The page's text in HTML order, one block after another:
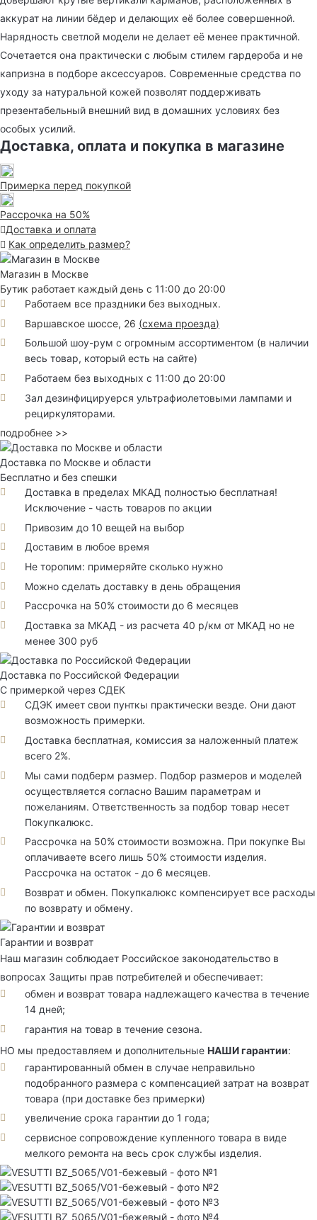
аккурат на линии бёдер и делающих её более совершенной.
Нарядность светлой модели не делает её менее практичной.
Сочетается она практически с любым стилем гардероба и не
капризна в подборе аксессуаров. Современные средства по
уходу за натуральной кожей позволят поддерживать
презентабельный внешний вид в домашних условиях без
особых усилий.
Доставка, оплата и покупка в магазине
Примерка перед покупкой
Рассрочка на 50%
Доставка и оплата
Как определить размер?
Магазин в Москве
Бутик работает каждый день с 11:00 до 20:00
Работаем все праздники без выходных.
Варшавское шоссе, 26 (схема проезда)
Большой шоу-рум с огромным ассортиментом (в наличии
весь товар, который есть на сайте)
Работаем без выходных с 11:00 до 20:00
Зал дезинфицируерся ультрафиолетовыми лампами и
рециркуляторами.
подробнее >>
Доставка по Москве и области
Бесплатно и без спешки
Доставка в пределах МКАД полностью бесплатная!
Исключение - часть товаров по акции
Привозим до 10 вещей на выбор
Доставим в любое время
Не торопим: примеряйте сколько нужно
Можно сделать доставку в день обращения
Рассрочка на 50% стоимости до 6 месяцев
Доставка за МКАД - из расчета 40 р/км от МКАД но не
менее 300 руб
Доставка по Российской Федерации
С примеркой через СДЕК
СДЭК имеет свои пунткы практически везде. Они дают
возможность примерки.
Доставка бесплатная, комиссия за наложенный платеж
всего 2%.
Мы сами подберм размер. Подбор размеров и моделей
осуществляется согласно Вашим параметрам и
пожеланиям. Ответственность за подбор товар несет
Покупкалюкс.
Рассрочка на 50% стоимости возможна. При покупке Вы
оплачиваете всего лишь 50% стоимости изделия.
Рассрочка на остаток - до 6 месяцев.
Возврат и обмен. Покупкалюкс компенсирует все расходы
по возврату и обмену.
Гарантии и возврат
Наш магазин соблюдает Российское законодательство в
вопросах Защиты прав потребителей и обеспечивает:
обмен и возврат товара надлежащего качества в течение
14 дней;
гарантия на товар в течение сезона.
НО мы предоставляем и дополнительные НАШИ гарантии:
гарантированный обмен в случае неправильно
подобранного размера с компенсацией затрат на возврат
товара (при доставке без примерки)
увеличение срока гарантии до 1 года;
сервисное сопровождение купленного товара в виде
мелкого ремонта на весь срок службы изделия.